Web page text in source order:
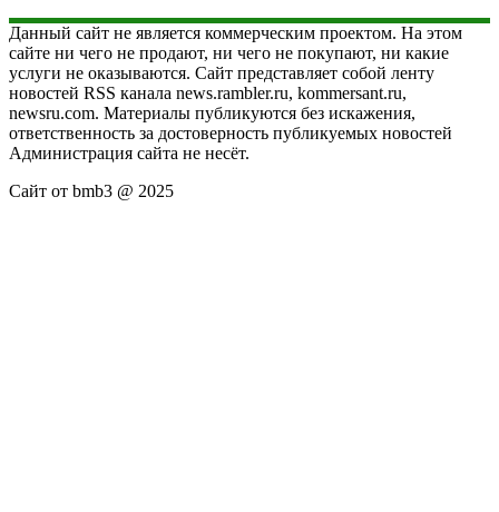
Данный сайт не является коммерческим проектом. На этом
сайте ни чего не продают, ни чего не покупают, ни какие
услуги не оказываются. Сайт представляет собой ленту
новостей RSS канала news.rambler.ru, kommersant.ru,
newsru.com. Материалы публикуются без искажения,
ответственность за достоверность публикуемых новостей
Администрация сайта не несёт.
Сайт от bmb3 @ 2025